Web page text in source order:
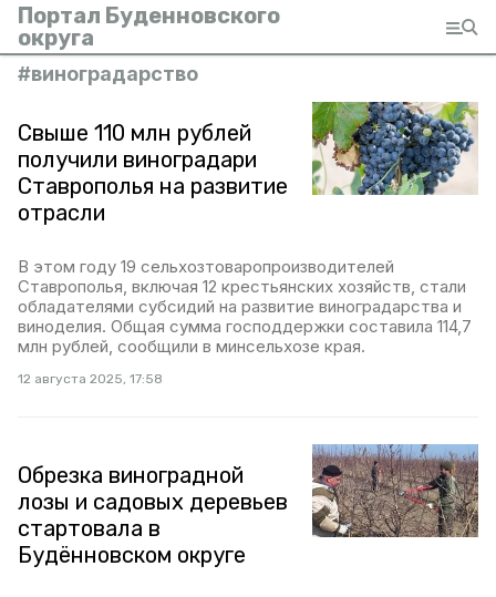
Портал Буденновского
округа
#виноградарство
Свыше 110 млн рублей
получили виноградари
Ставрополья на развитие
отрасли
В этом году 19 сельхозтоваропроизводителей
Ставрополья, включая 12 крестьянских хозяйств, стали
обладателями субсидий на развитие виноградарства и
виноделия. Общая сумма господдержки составила 114,7
млн рублей, сообщили в минсельхозе края.
12 августа 2025, 17:58
Обрезка виноградной
лозы и садовых деревьев
стартовала в
Будённовском округе